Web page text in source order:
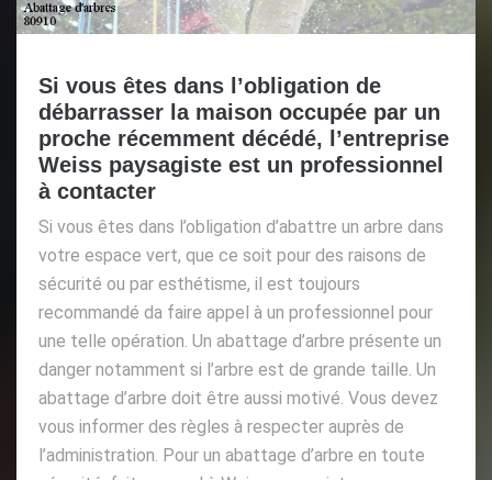
Si vous êtes dans l’obligation de
débarrasser la maison occupée par un
proche récemment décédé, l’entreprise
Weiss paysagiste est un professionnel
à contacter
Si vous êtes dans l’obligation d’abattre un arbre dans
votre espace vert, que ce soit pour des raisons de
sécurité ou par esthétisme, il est toujours
recommandé da faire appel à un professionnel pour
une telle opération. Un abattage d’arbre présente un
danger notamment si l’arbre est de grande taille. Un
abattage d’arbre doit être aussi motivé. Vous devez
vous informer des règles à respecter auprès de
l’administration. Pour un abattage d’arbre en toute